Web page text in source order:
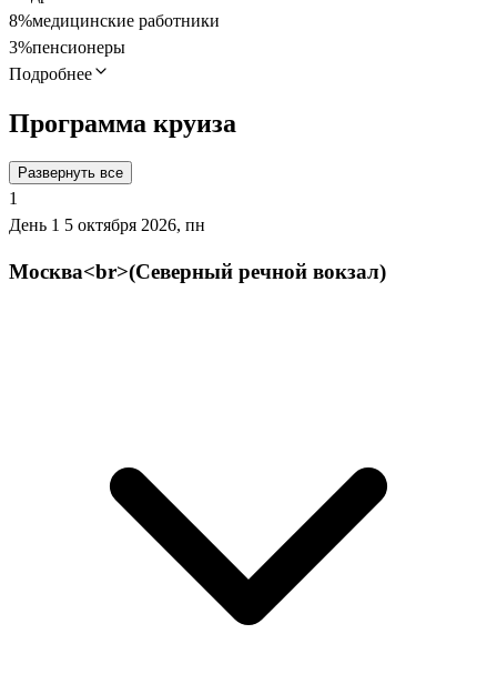
8%медицинские работники
3%пенсионеры
Подробнее
Программа круиза
Развернуть все
1
День 1 5 октября 2026, пн
Москва<br>(Северный речной вокзал)